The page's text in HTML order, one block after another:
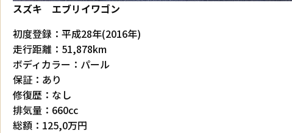
スズキ エブリイワゴン
初度登録：平成28年(2016年)
走行距離：51,878km
ボディカラー：パール
保証：あり
修復歴：なし
排気量：660cc
総額：125,0万円